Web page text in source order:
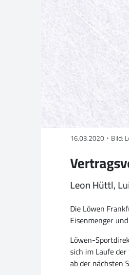
16.03.2020 Bild:
Leon Hüttl,
Die Löwen
Eisenmenger
Löwen-
sich im Laufe
ab der nächsten